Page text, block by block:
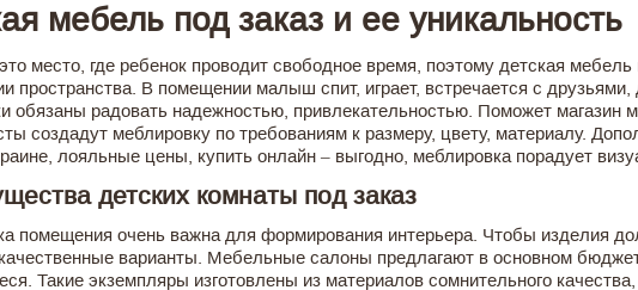
мебель под заказ и ее уникальность
место, где ребенок проводит свободное время, поэтому детская
пространства. В помещении малыш спит, играет, встречается с
обязаны радовать надежностью, привлекательностью. Поможет магазин
создадут меблировку по требованиям к размеру, цвету, материалу.
лояльные цены, купить онлайн – выгодно, меблировка порадует
детских комнаты под заказ
помещения очень важна для формирования интерьера. Чтобы изделия
варианты. Мебельные салоны предлагают в основном
Такие экземпляры изготовлены из материалов сомнительного